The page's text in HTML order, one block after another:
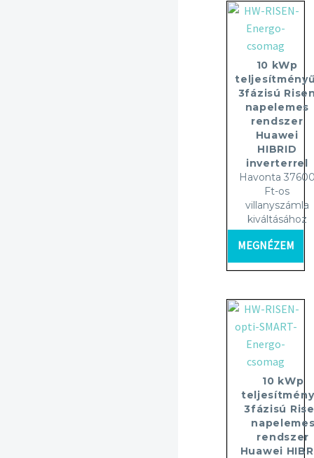
10 kWp
3fázisú
napelemes
rendszer
Huawei
HIBRID
inverterrel
Havonta
Ft-os
villanyszámla
kiváltásához
MEGNÉZEM
10 kWp
3fázisú
rendszer
Huawei